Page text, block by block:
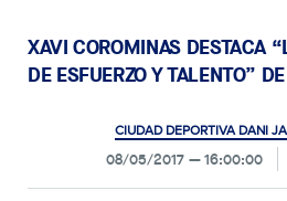
XAVI COROMINAS DESTACA
DE ESFUERZO Y TALENTO”
CIUDAD DEPORTIVA DANI
08/05/2017 16:00:00